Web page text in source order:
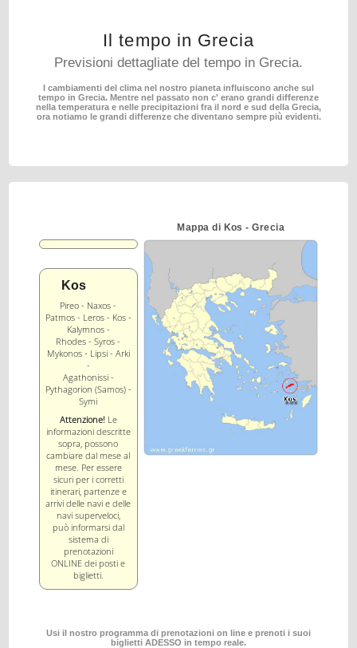
Il tempo in Grecia
Previsioni dettagliate del tempo in Grecia.
I cambiamenti del clima nel nostro pianeta influiscono anche sul
tempo in Grecia. Mentre nel passato non c' erano grandi differenze
nella temperatura e nelle precipitazioni fra il nord e sud della Grecia,
ora notiamo le grandi differenze che diventano sempre più evidenti.
Kos
Pireo - Naxos -
Patmos - Leros - Kos -
Kalymnos -
Rhodes - Syros -
Mykonos - Lipsi - Arki
-
Agathonissi -
Pythagorion (Samos) -
Symi
Attenzione! Le
informazioni descritte
sopra, possono
cambiare dal mese al
mese. Per essere
sicuri per i corretti
itinerari, partenze e
arrivi delle navi e delle
navi superveloci,
può informarsi dal
sistema di
prenotazioni
ONLINE dei posti e
biglietti.
Mappa di Kos - Grecia
Usi il nostro programma di prenotazioni on line e prenoti i suoi
biglietti ADESSO in tempo reale.